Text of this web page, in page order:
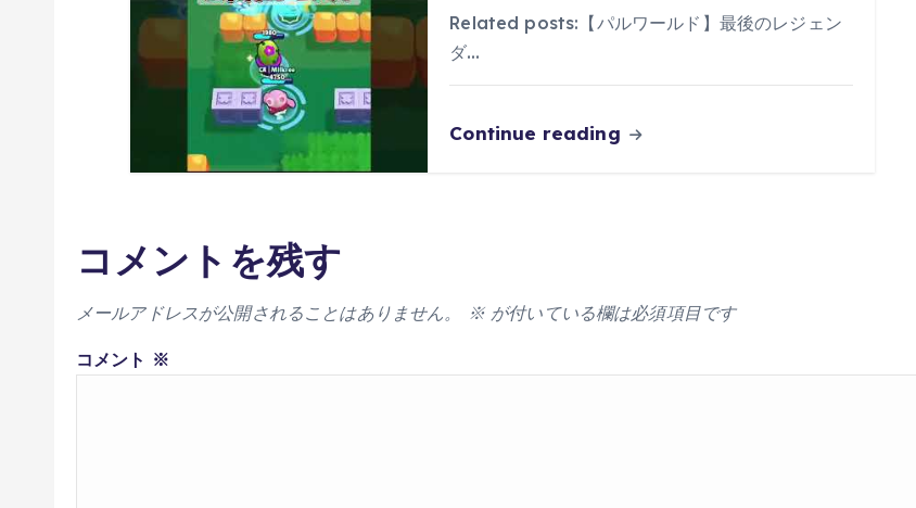
Related posts:【パルワールド】最後のレジェン
ダ…
Continue reading
コメントを残す
メールアドレスが公開されることはありません。 ※が付いている欄は必須項目です
コメント ※